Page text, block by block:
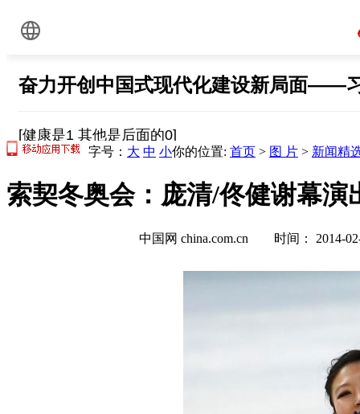
字号： 大 中 小你的位置: 首页 > 图 片 > 新闻精
索契冬奥会：庞清/佟健谢幕演
中国网 china.com.cn 时间：